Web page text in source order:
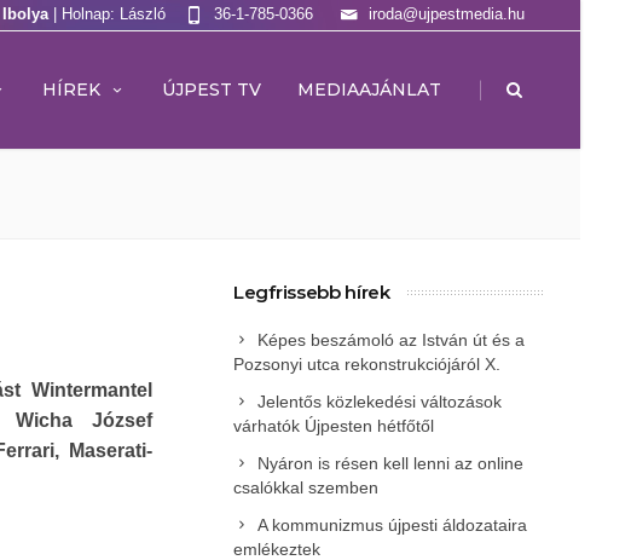
Ibolya | Holnap: László iroda@ujpestmedia.hu
36-1-785-0366
HÍREK ÚJPEST TV MEDIAAJÁNLAT |
Wintermantel
Wicha József
Maserati-
Legfrissebb hírek
Képes beszámoló az István út és a
Pozsonyi utca rekonstrukciójáról X.
Jelentős közlekedési változások
várhatók Újpesten hétfőtől
Nyáron is résen kell lenni az online
csalókkal szemben
A kommunizmus újpesti áldozataira
emlékeztek